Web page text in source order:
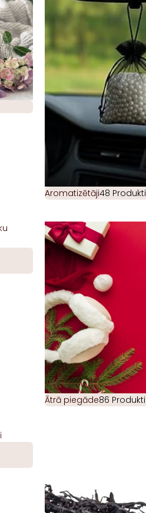
Aromatizētāji48 Produkti
Ātrā piegāde86 Produkti